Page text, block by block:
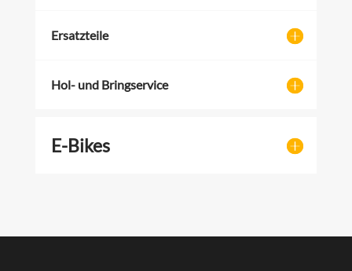
Ersatzteile
Hol- und Bringservice
E-Bikes